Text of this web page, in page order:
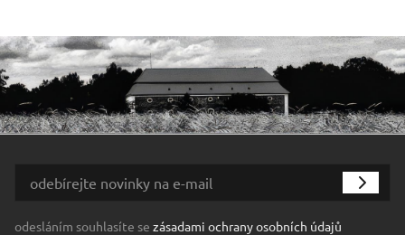
odesláním souhlasíte se zásadami ochrany osobních údajů